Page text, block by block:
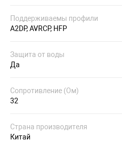
Поддерживаемы профили
A2DP, AVRCP, HFP
Защита от воды
Да
Сопротивление (Ом)
32
Страна производителя
Китай